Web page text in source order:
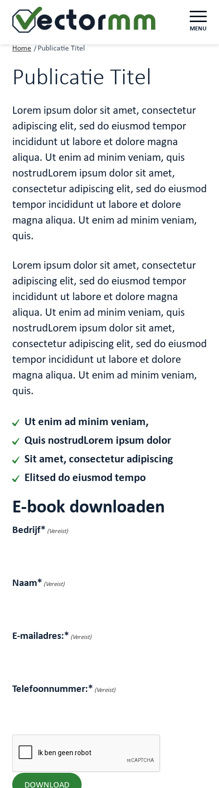
MENU
Home / Publicatie Titel
Publicatie Titel
Lorem ipsum dolor sit amet, consectetur
adipiscing elit, sed do eiusmod tempor
incididunt ut labore et dolore magna
aliqua. Ut enim ad minim veniam, quis
nostrudLorem ipsum dolor sit amet,
consectetur adipiscing elit, sed do eiusmod
tempor incididunt ut labore et dolore
magna aliqua. Ut enim ad minim veniam,
quis.
Lorem ipsum dolor sit amet, consectetur
adipiscing elit, sed do eiusmod tempor
incididunt ut labore et dolore magna
aliqua. Ut enim ad minim veniam, quis
nostrudLorem ipsum dolor sit amet,
consectetur adipiscing elit, sed do eiusmod
tempor incididunt ut labore et dolore
magna aliqua. Ut enim ad minim veniam,
quis.
Ut enim ad minim veniam,
Quis nostrudLorem ipsum dolor
Sit amet, consectetur adipiscing
Elitsed do eiusmod tempo
E-book downloaden
Bedrijf* (Vereist)
Naam* (Vereist)
E-mailadres:* (Vereist)
Telefoonnummer:* (Vereist)